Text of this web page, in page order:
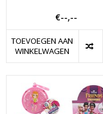
€--,--
TOEVOEGEN AAN
WINKELWAGEN